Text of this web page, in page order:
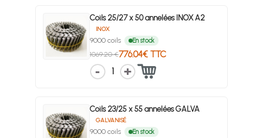
Coils 25/27 x 50 annelées INOX A2
INOX
9000 coils En stock
1069.20 €776.04€ TTC
1
Coils 23/25 x 55 annelées GALVA
GALVANISÉ
9000 coils En stock